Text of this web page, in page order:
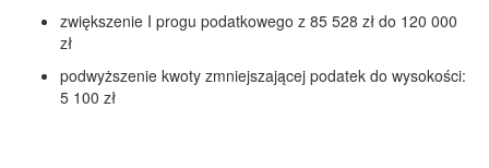
zwiększenie I progu podatkowego z 85 528 zł do 120 000
zł
podwyższenie kwoty zmniejszającej podatek do wysokości:
5 100 zł